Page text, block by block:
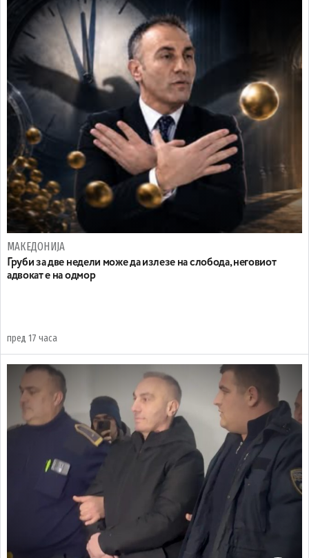
МАКЕДОНИЈА
Груби за две недели може да излезе на слобода, неговиот
адвокат е на одмор
пред 17 часа